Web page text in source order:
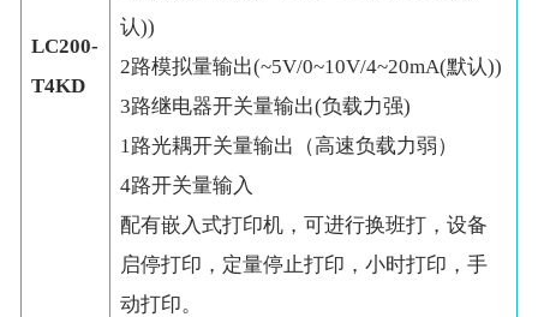
LC200-
T4KD
认))
2路模拟量输出(~5V/0~10V/4~20mA(默认))
3路继电器开关量输出(负载力强)
1路光耦开关量输出（高速负载力弱）
4路开关量输入
配有嵌入式打印机，可进行换班打，设备
启停打印，定量停止打印，小时打印，手
动打印。